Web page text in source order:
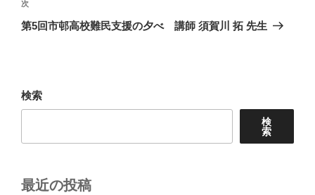
ゲ
ー
次
の
次
第5回市邨高校難民支援の夕べ 講師 須賀川 拓 先生
検索
検
索
最近の投稿